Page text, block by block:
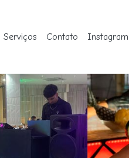
Serviços Contato Instagram